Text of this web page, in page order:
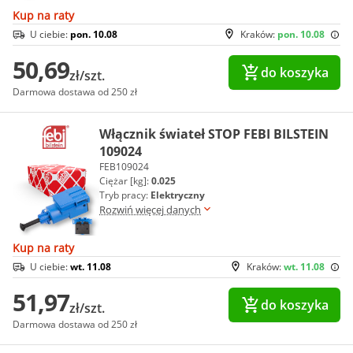
Kup na raty
Kraków: pon. 10.08
U ciebie: pon. 10.08
50,69zł/szt.
Darmowa dostawa od 250 zł
do koszyka
Włącznik świateł STOP FEBI BILSTEIN
109024
FEB109024
Ciężar [kg]:0.025
Tryb pracy: Elektryczny
Rozwiń więcej danych
Kup na raty
Kraków:wt. 11.08
U ciebie:wt. 11.08
51,97zł/szt.
Darmowa dostawa od 250 zł
do koszyka